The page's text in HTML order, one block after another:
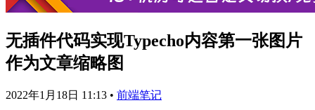
无插件代码实现Typecho内容第一张图片
作为文章缩略图
2022年1月18日 11:13 • 前端笔记